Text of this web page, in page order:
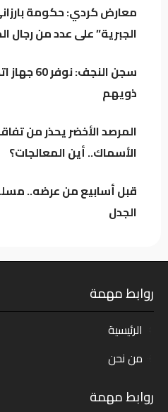
على ذمة العربية:
السعودية!
لحماية استقرار
طرف
معارض كردي: حكومة
الجبرية” على عدد من رجال
سجن
ذويهم
المرصد الأخضر يحذر من
الأسماك.. أين المعالجات؟
قبل أسابيع من عرضه..
الجدل
روابط مهمة
الرئيسية
من نحن
روابط مهمة